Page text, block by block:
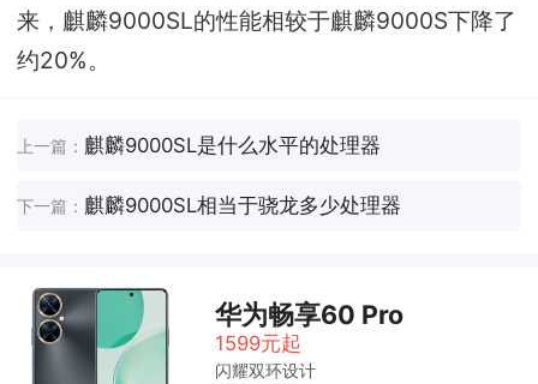
来，麒麟9000SL的性能相较于麒麟9000S下降了
约20%。
上一篇： 麒麟9000SL是什么水平的处理器
下一篇： 麒麟9000SL相当于骁龙多少处理器
华为畅享60 Pro
1599元起
闪耀双环设计